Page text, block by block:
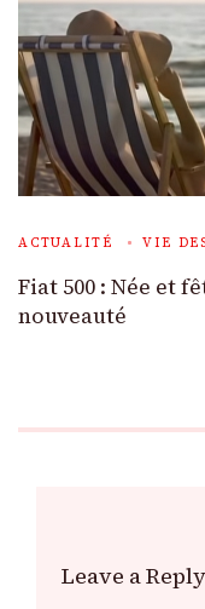
ACTUALITÉ VIE
Fiat 500 : Née et
nouveauté
Leave a Reply